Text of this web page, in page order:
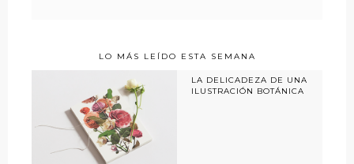
LO MÁS LEÍDO ESTA SEMANA
LA DELICADEZA DE UNA
ILUSTRACIÓN BOTÁNICA